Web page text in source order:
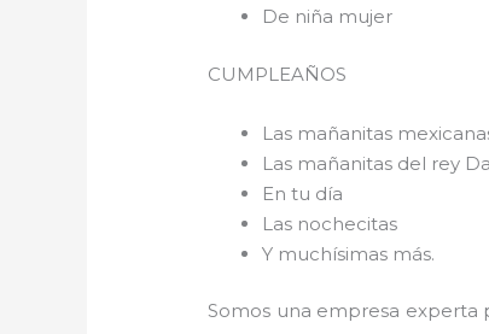
De niña mujer
CUMPLEAÑOS
Las mañanitas
Las mañanitas del rey
En tu día
Las nochecitas
Y muchísimas más.
Somos una empresa experta